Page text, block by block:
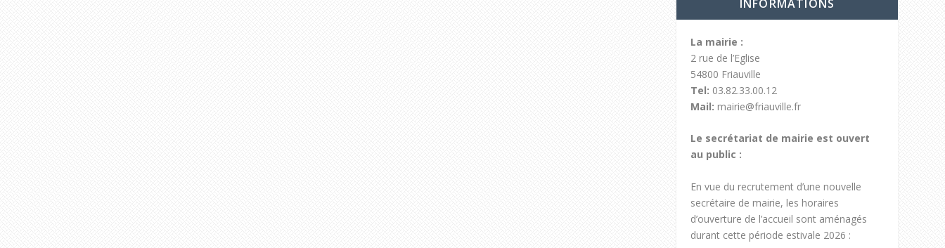
INFORMATIONS
La mairie :
2 rue de l’Eglise
54800 Friauville
Tel: 03.82.33.00.12
Mail: mairie@friauville.fr
Le secrétariat de mairie est ouvert
au public :
En vue du recrutement d’une nouvelle
secrétaire de mairie, les horaires
d’ouverture de l’accueil sont aménagés
durant cette période estivale 2026 :